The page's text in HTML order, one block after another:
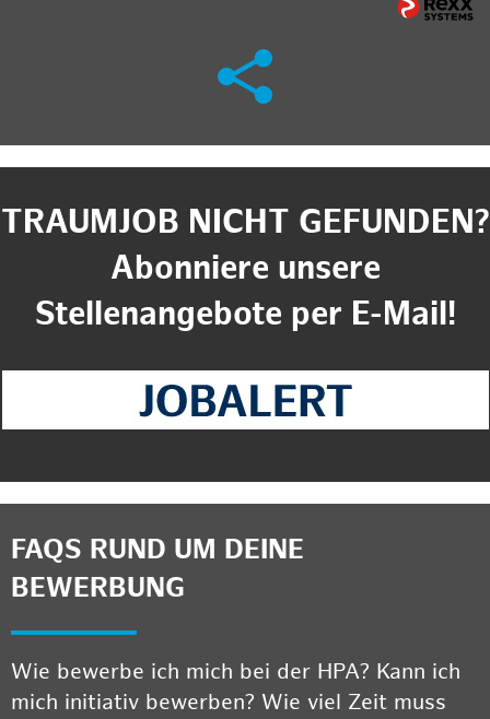
TRAUMJOB NICHT GEFUNDEN?
Abonniere unsere
Stellenangebote per E-Mail!
FAQS RUND UM DEINE
BEWERBUNG
Wie bewerbe ich mich bei der HPA? Kann ich
mich initiativ bewerben? Wie viel Zeit muss